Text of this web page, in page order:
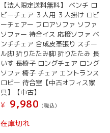
【法人限定送料無料】 ベンチ ロ
ビーチェア ３人用 ３人掛け ロビ
ーチェアー フロアソファ ソファ
ソファー 待合イス 応接ソファ ベ
ンチチェア 合成皮革張り スチー
ル脚 折りたたみ脚 折りたたみ 長
いす 長椅子 ロングチェア ロング
ソファ 椅子 チェア エントランス
ロビー 待合室【中古オフィス家
具】【中古】
¥
9,980 (税込）
在庫切れ